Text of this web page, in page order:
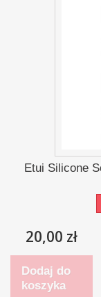
Etui Silicone
20,00 zł
Dodaj do
koszyka